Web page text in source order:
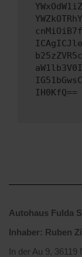
IH0KfQ==
Autohaus Fulda
Inhaber: Ruben
In der Au 9, 36119